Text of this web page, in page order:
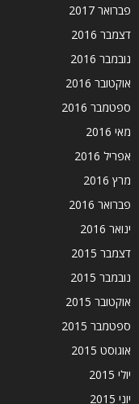
פברואר 2017
דצמבר 2016
נובמבר 2016
אוקטובר 2016
ספטמבר 2016
מאי 2016
אפריל 2016
מרץ 2016
פברואר 2016
ינואר 2016
דצמבר 2015
נובמבר 2015
אוקטובר 2015
ספטמבר 2015
אוגוסט 2015
יולי 2015
יוני 2015